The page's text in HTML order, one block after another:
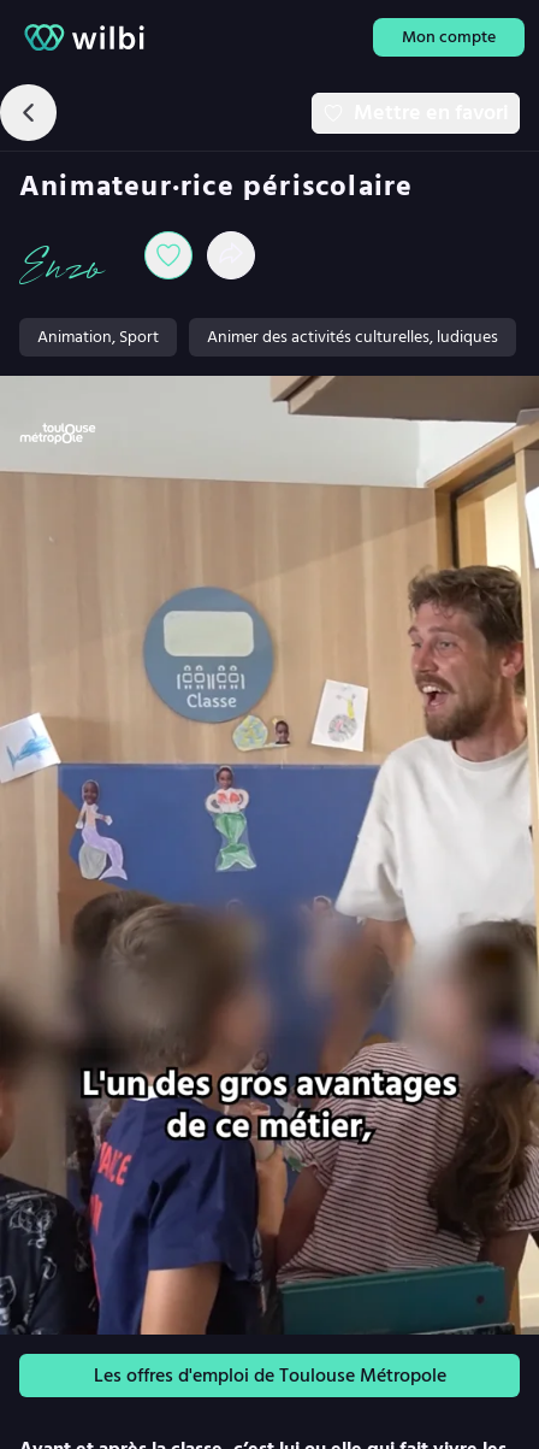
Mon compte
Animateur·rice périscolaire
Enzo
Animation, Sport Animer des activités culturelles, ludiques
Les offres d'emploi de Toulouse Métropole